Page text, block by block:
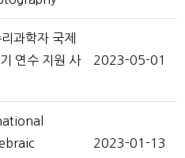
과학자 국제
연수 지원 사
2023-05-01
2023-01-13